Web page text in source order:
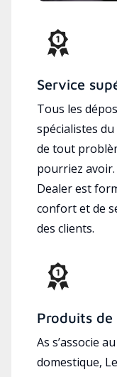
Service
Tous les
spécialistes du
de tout
pourriez
Dealer est
confort et de
des clients.
Produits
As s’associe
domestique,